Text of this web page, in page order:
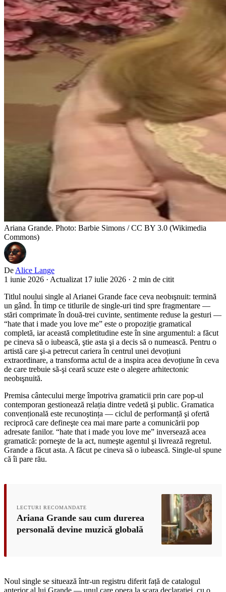
Ariana Grande. Photo: Barbie Simons / CC BY 3.0 (Wikimedia
Commons)
De Alice Lange
1 iunie 2026 · Actualizat 17 iulie 2026 · 2 min de citit
Titlul noului single al Arianei Grande face ceva neobışnuit: termină
un gând. În timp ce titlurile de single-uri tind spre fragmentare —
stări comprimate în două-trei cuvinte, sentimente reduse la gesturi —
“hate that i made you love me” este o propoziție gramatical
completă, iar această completitudine este în sine argumentul: a făcut
pe cineva să o iubească, ştie asta şi a decis să o numească. Pentru o
artistă care şi-a petrecut cariera în centrul unei devoțiuni
extraordinare, a transforma actul de a inspira acea devoțiune în ceva
de care trebuie să-şi ceară scuze este o alegere arhitectonic
neobışnuită.
Premisa cântecului merge împotriva gramaticii prin care pop-ul
contemporan gestionează relația dintre vedetă şi public. Gramatica
convențională este recunoştința — ciclul de performanță şi ofertă
reciprocă care defineşte cea mai mare parte a comunicării pop
adresate fanilor. “hate that i made you love me” inversează acea
gramatică: porneşte de la act, numeşte agentul şi livrează regretul.
Grande a făcut asta. A făcut pe cineva să o iubească. Single-ul spune
că îi pare rău.
LECTURI RECOMANDATE
Ariana Grande sau cum durerea
personală devine muzică globală
Noul single se situează într-un registru diferit față de catalogul
anterior al lui Grande — unul care opera la scara declarației, cu o